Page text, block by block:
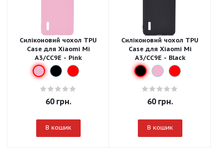
Силіконовий чохол TPU
Case для Xiaomi Mi
A3/CC9E - Pink
60грн.
В кошик
Силіконовий чохол TPU
Case для Xiaomi Mi
A3/CC9E - Black
60грн.
В кошик